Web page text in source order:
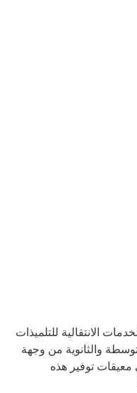
الانتقالية للتلميذات
والثانوية من وجهة
معيقات توفير هذه